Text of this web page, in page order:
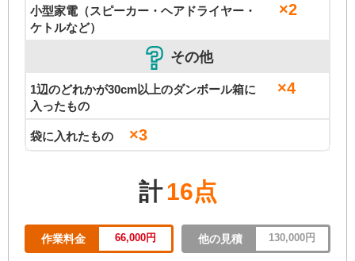
小型家電（スピーカー・ヘアドライヤー・
ケトルなど）
×2
その他
1辺のどれかが30cm以上のダンボール箱に
入ったもの
×4
袋に入れたもの ×3
計16点
作業料金 66,000円 他の見積 130,000円